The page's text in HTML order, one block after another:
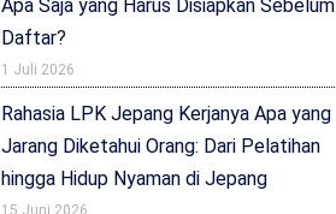
Apa Saja yang Harus Disiapkan Sebelum
Daftar?
1 Juli 2026
Rahasia LPK Jepang Kerjanya Apa yang
Jarang Diketahui Orang: Dari Pelatihan
hingga Hidup Nyaman di Jepang
15 Juni 2026